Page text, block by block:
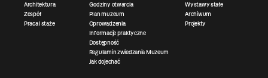
Architektura
Zespół
Praca i staże
Godziny otwarcia
Plan muzeum
Oprowadzenia
Informacje praktyczne
Dostępność
Regulamin zwiedzania Muzeum
Jak dojechać
Wystawy stałe
Archiwum
Projekty